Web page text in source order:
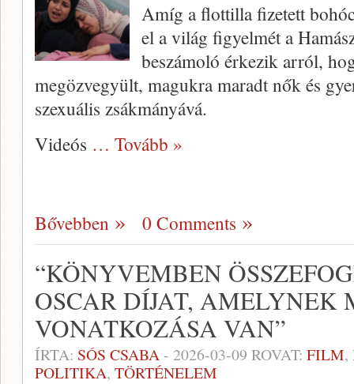
Amíg a flottilla fizetett
el a világ figyelmét a
beszámoló érkezik arról,
megözvegyült, magukra maradt nők és
szexuális zsákmányává.
Videós … Tovább »
Bővebben 0 Comments
“KÖNYVEMBEN
OSCAR DÍJAT, AMELYNEK
VONATKOZÁSA VAN”
ÍRTA: SÓS CSABA- 2026-03-09 ROVAT: FILM,
POLITIKA, TÖRTÉNELEM